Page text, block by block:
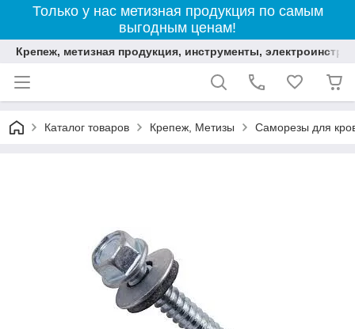
Только у нас метизная продукция по самым
выгодным ценам!
Крепеж, метизная продукция, инструменты,
Каталог товаров Крепеж, Метизы Саморезы для